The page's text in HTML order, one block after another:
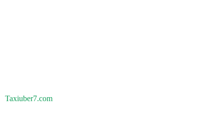
Taxiuber7.com